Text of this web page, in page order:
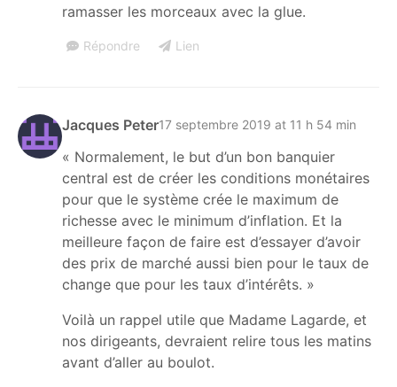
ramasser les morceaux avec la glue.
Répondre Lien
Jacques Peter17 septembre 2019 at 11 h 54 min
« Normalement, le but d’un bon banquier
central est de créer les conditions monétaires
pour que le système crée le maximum de
richesse avec le minimum d’inflation. Et la
meilleure façon de faire est d’essayer d’avoir
des prix de marché aussi bien pour le taux de
change que pour les taux d’intérêts. »
Voilà un rappel utile que Madame Lagarde, et
nos dirigeants, devraient relire tous les matins
avant d’aller au boulot.